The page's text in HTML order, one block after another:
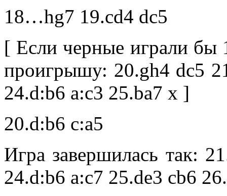
18…hg7 19.cd4 dc5
[ Если черные играли бы
проигрышу: 20.gh4 dc5
24.d:b6 a:c3 25.ba7 x ]
20.d:b6 c:a5
Игра завершилась так:
24.d:b6 a:c7 25.de3 cb6